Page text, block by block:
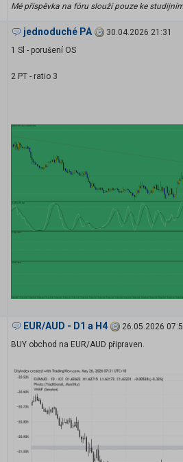
Mé příspěvka na fóru slouží pouze ke
jednoduché PA
30.04.2026 21:31
1 Sl - porušení OS
2 PT - ratio 3
EUR/AUD - D1 a H4
26.05.2026
BUY obchod na EUR/AUD připraven.